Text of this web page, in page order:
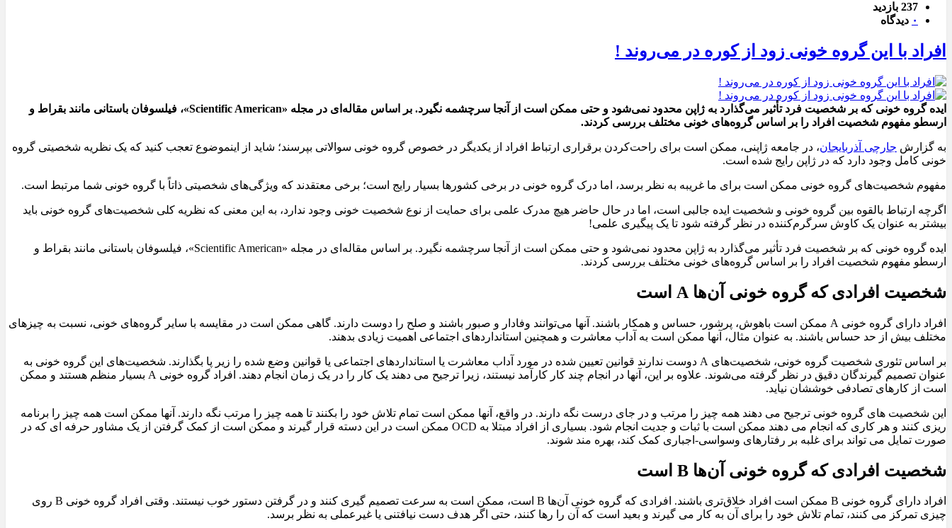
237 بازدید
۰ دیدگاه
افراد با این گروه خونی زود از کوره در می‌روند !
ایده گروه خونی که بر شخصیت فرد تأثیر می‌گذارد به ژاپن محدود نمی‌شود و حتی ممکن است از آنجا سرچشمه نگیرد. بر اساس مقاله‌ای در مجله «Scientific American»، فیلسوفان باستانی مانند بقراط و
ارسطو مفهوم شخصیت افراد را بر اساس گروه‌های خونی مختلف بررسی کردند.
به گزارش جارچی آذربایجان، در جامعه ژاپنی، ممکن است برای راحت‌کردن برقراری ارتباط افراد از یکدیگر در خصوص گروه خونی سوالاتی بپرسند؛ شاید از اینموضوع تعجب کنید که یک نظریه شخصیتی گروه
خونی کامل وجود دارد که در ژاپن رایج شده است.
مفهوم شخصیت‌های گروه خونی ممکن است برای ما غریبه به نظر برسد، اما درک گروه خونی در برخی کشورها بسیار رایج است؛ برخی معتقدند که ویژگی‌های شخصیتی ذاتاً با گروه خونی شما مرتبط است.
اگرچه ارتباط بالقوه بین گروه خونی و شخصیت ایده جالبی است، اما در حال حاضر هیچ مدرک علمی برای حمایت از نوع شخصیت خونی وجود ندارد، به این معنی که نظریه کلی شخصیت‌های گروه خونی باید
بیشتر به عنوان یک کاوش سرگرم‌کننده در نظر گرفته شود تا یک پیگیری علمی!
ایده گروه خونی که بر شخصیت فرد تأثیر می‌گذارد به ژاپن محدود نمی‌شود و حتی ممکن است از آنجا سرچشمه نگیرد. بر اساس مقاله‌ای در مجله «Scientific American»، فیلسوفان باستانی مانند بقراط و
ارسطو مفهوم شخصیت افراد را بر اساس گروه‌های خونی مختلف بررسی کردند.
شخصیت افرادی که گروه خونی آن‌ها A است
افراد دارای گروه خونی A ممکن است باهوش، پرشور، حساس و همکار باشند. آنها می‌توانند وفادار و صبور باشند و صلح را دوست دارند. گاهی ممکن است در مقایسه با سایر گروه‌های خونی، نسبت به چیزهای
مختلف بیش از حد حساس باشند. به عنوان مثال، آنها ممکن است به آداب معاشرت و همچنین استانداردهای اجتماعی اهمیت زیادی بدهند.
بر اساس تئوری شخصیت گروه خونی، شخصیت‌های A دوست ندارند قوانین تعیین شده در مورد آداب معاشرت یا استانداردهای اجتماعی یا قوانین وضع شده را زیر پا بگذارند. شخصیت‌های این گروه خونی به
عنوان تصمیم گیرندگان دقیق در نظر گرفته می‌شوند. علاوه بر این، آنها در انجام چند کار کارآمد نیستند، زیرا ترجیح می دهند یک کار را در یک زمان انجام دهند. افراد گروه خونی A بسیار منظم هستند و ممکن
است از کارهای تصادفی خوششان نیاید.
این شخصیت های گروه خونی ترجیح می دهند همه چیز را مرتب و در جای درست نگه دارند. در واقع، آنها ممکن است تمام تلاش خود را بکنند تا همه چیز را مرتب نگه دارند. آنها ممکن است همه چیز را برنامه
ریزی کنند و هر کاری که انجام می دهند ممکن است با ثبات و جدیت انجام شود. بسیاری از افراد مبتلا به OCD ممکن است در این دسته قرار گیرند و ممکن است از کمک گرفتن از یک مشاور حرفه ای که در
صورت تمایل می تواند برای غلبه بر رفتارهای وسواسی-اجباری کمک کند، بهره مند شوند.
شخصیت افرادی که گروه خونی آن‌ها B است
افراد دارای گروه خونی B ممکن است افراد خلاق‌تری باشند. افرادی که گروه خونی‌ آن‌ها B است، ممکن است به سرعت تصمیم گیری کنند و در گرفتن دستور خوب نیستند. وقتی افراد گروه خونی B روی
چیزی تمرکز می کنند، تمام تلاش خود را برای آن به کار می گیرند و بعید است که آن را رها کنند، حتی اگر هدف دست نیافتنی یا غیرعملی به نظر برسد.